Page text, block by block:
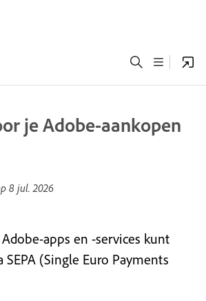
je Adobe-aankopen
8 jul. 2026
apps en -services kunt
SEPA (Single Euro Payments